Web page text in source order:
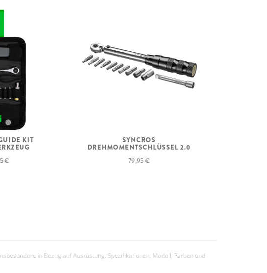
KIT
€
SYNCROS
DREHMOMENTSCHLÜSSEL 2.0
79,95 €
in Bezug auf Ausrüstung, Spezifikationen, Modell, Farben und